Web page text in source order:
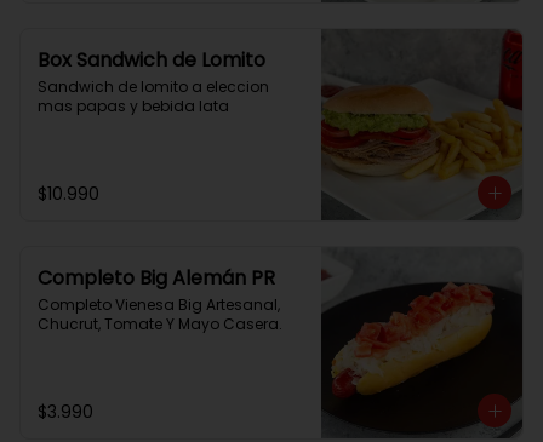
Box Sandwich de Lomito
Sandwich de lomito a eleccion
mas papas y bebida lata
$10.990
Completo Big Alemán PR
Completo Vienesa Big Artesanal,
Chucrut, Tomate Y Mayo Casera.
$3.990